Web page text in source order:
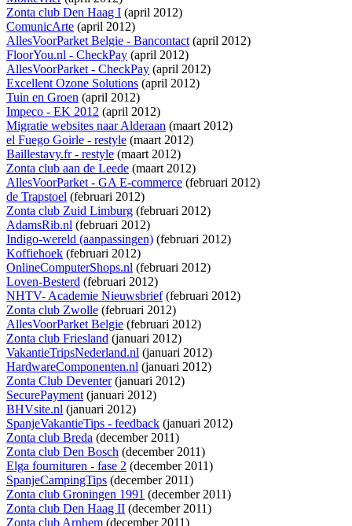
Zonta club Den Haag I (april 2012)
ComunicArte (april 2012)
AllesVoorParket Belgie - Bancontact(april 2012)
FloorYou.nl - CheckPay (april 2012)
AllesVoorParket - CheckPay (april 2012)
Excellent Ozone Solutions (april 2012)
Tuin en Groen (april 2012)
Impeco - EK 2012 (april 2012)
Migratie websites naar Alderaan (maart 2012)
el Fuego Goirle - restyle (maart 2012)
Baillestavy.fr - restyle (maart 2012)
Zonta club aan de Leede (maart 2012)
AllesVoorParket - GA E-commerce (februari 2012)
de Trapstoel (februari 2012)
Zonta club Zuid Limburg (februari 2012)
AdamsRib.nl (februari 2012)
Indigo-wereld (aanpassingen) (februari 2012)
Koffiehoek (februari 2012)
OnlineComputerShops.nl (februari 2012)
Loven-Besterd (februari 2012)
NHTV- Academie Nieuwsbrief(februari 2012)
Zonta club Zwolle (februari 2012)
AllesVoorParket Belgie (februari 2012)
Zonta club Friesland (januari 2012)
VakantieTripsNederland.nl (januari 2012)
HardwareComponenten.nl (januari 2012)
Zonta Club Deventer(januari 2012)
SecurePayment(januari 2012)
BHVsite.nl (januari 2012)
SpanjeVakantieTips - feedback (januari 2012)
Zonta club Breda (december 2011)
Zonta club Den Bosch (december 2011)
Elga fournituren - fase 2 (december 2011)
SpanjeCampingTips (december 2011)
Zonta club Groningen 1991 (december 2011)
Zonta club Den Haag II (december 2011)
Zonta club Arnhem (december 2011)